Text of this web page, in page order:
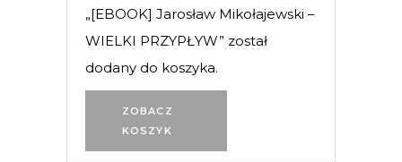
ZOBACZ
KOSZYK
„[EBOOK] Jarosław Mikołajewski –
WIELKI PRZYPŁYW” został
dodany do koszyka.